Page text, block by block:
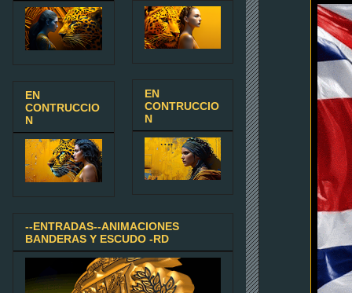
EN
CONTRUCCIO
N
EN
CONTRUCCIO
N
--ENTRADAS--ANIMACIONES
BANDERAS Y ESCUDO -RD